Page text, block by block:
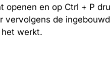
en op Ctrl + P
de
het werkt.